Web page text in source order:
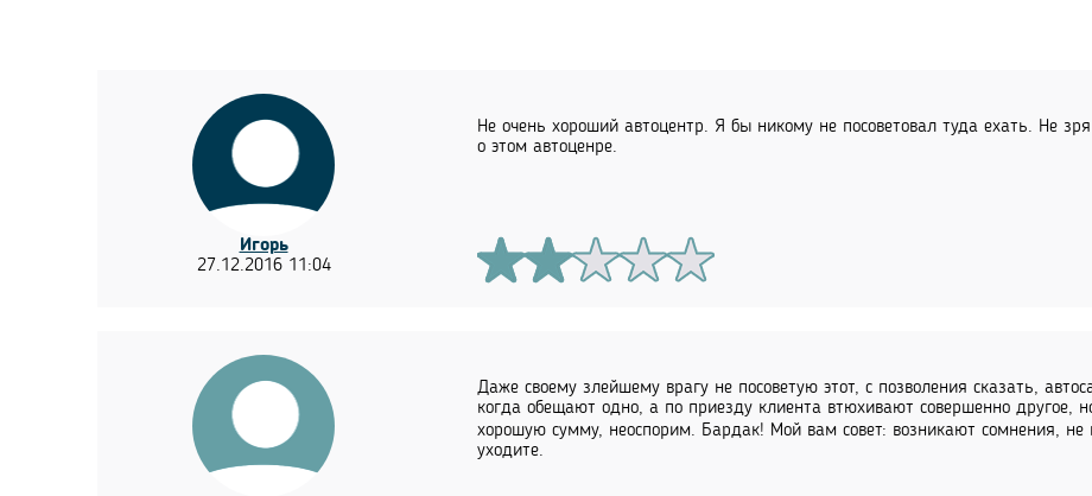
Игорь
27.12.2016 11:04
Не очень хороший автоцентр. Я бы никому не посоветовал туда ехать. Не
о этом автоценре.
Даже своему злейшему врагу не посоветую этот, с позволения сказать,
когда обещают одно, а по приезду клиента втюхивают совершенно другое,
хорошую сумму, неоспорим. Бардак! Мой вам совет: возникают сомнения, не
уходите.